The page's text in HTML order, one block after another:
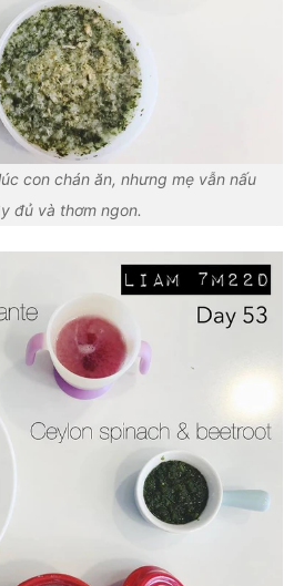
con chán ăn, nhưng mẹ vẫn nấu
đủ và thơm ngon.